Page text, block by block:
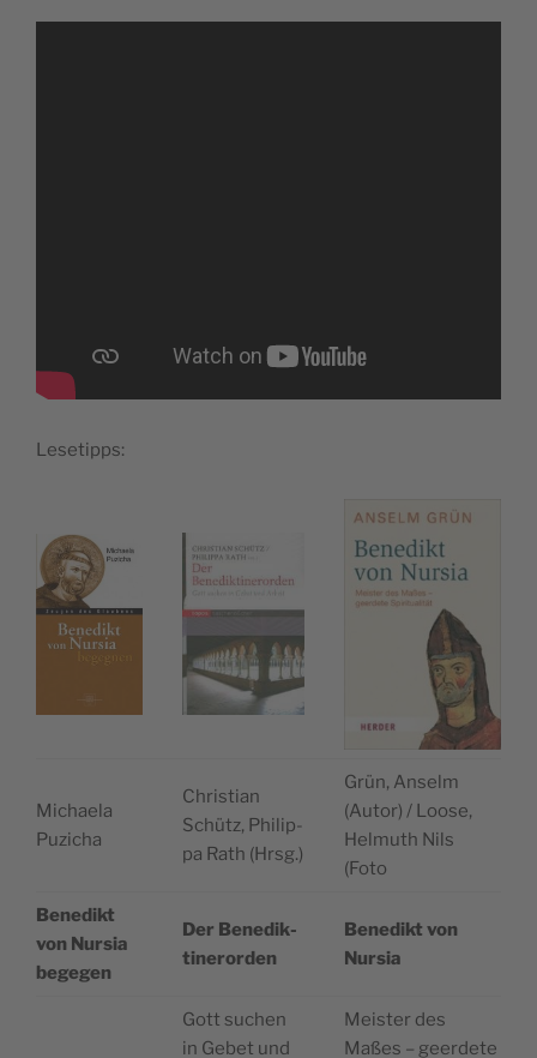
Lese­tipps:
Michae­la
Puzicha
Chris­ti­an
Schütz, Phil­ip­
pa Rath (Hrsg.)
Grün, Anselm
(Autor) / Loo­se,
Hel­muth Nils
(Foto
Bene­dikt
von Nur­sia
begegen
Der Bene­dik­
ti­ner­or­den
Bene­dikt von
Nursia
Gott suchen
in Gebet und
Meis­ter des
Maßes – geer­de­te